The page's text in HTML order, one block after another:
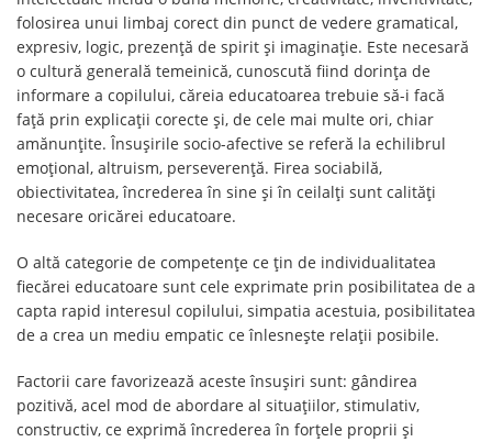
folosirea unui limbaj corect din punct de vedere gramatical,
expresiv, logic, prezență de spirit și imaginație. Este necesară
o cultură generală temeinică, cunoscută fiind dorința de
informare a copilului, căreia educatoarea trebuie să-i facă
față prin explicații corecte și, de cele mai multe ori, chiar
amănunțite. Însușirile socio-afective se referă la echilibrul
emoțional, altruism, perseverență. Firea sociabilă,
obiectivitatea, încrederea în sine și în ceilalți sunt calități
necesare oricărei educatoare.
O altă categorie de competențe ce țin de individualitatea
fiecărei educatoare sunt cele exprimate prin posibilitatea de a
capta rapid interesul copilului, simpatia acestuia, posibilitatea
de a crea un mediu empatic ce înlesnește relații posibile.
Factorii care favorizează aceste însușiri sunt: gândirea
pozitivă, acel mod de abordare al situațiilor, stimulativ,
constructiv, ce exprimă încrederea în forțele proprii și